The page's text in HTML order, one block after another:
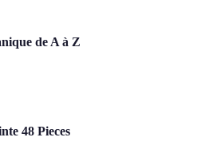
de A à Z
48 Pieces